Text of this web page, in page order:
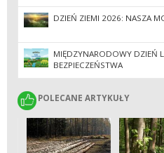
DZIEŃ ZIEMI 2026: NASZA
MIĘDZYNARODOWY DZIEŃ
BEZPIECZEŃSTWA
POLECANE ARTYKUŁY
POLECANE ARTYKUŁY